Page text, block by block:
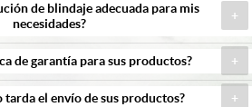
de blindaje adecuada para mis
necesidades?
de garantía para sus productos?
tarda el envío de sus productos?